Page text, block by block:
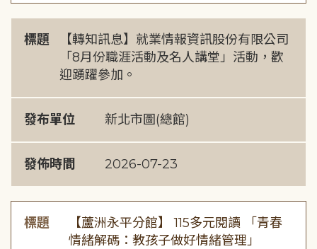
標題
【轉知訊息】就業情報資訊股份有限公司
「8月份職涯活動及名人講堂」活動，歡
迎踴躍參加。
發布單位 新北市圖(總館)
發佈時間 2026-07-23
標題
【蘆洲永平分館】 115多元閱讀 「青春
情緒解碼：教孩子做好情緒管理」